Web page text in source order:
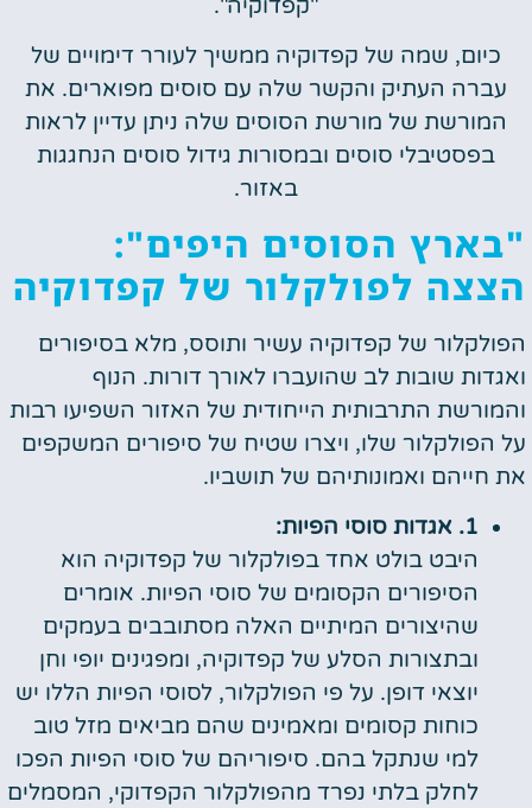
"קפדוקיה".
כיום, שמה של קפדוקיה ממשיך לעורר דימויים של
עברה העתיק והקשר שלה עם סוסים מפוארים. את
המורשת של מורשת הסוסים שלה ניתן עדיין לראות
בפסטיבלי סוסים ובמסורות גידול סוסים הנחגגות
באזור.
"בארץ הסוסים היפים":
הצצה לפולקלור של קפדוקיה
הפולקלור של קפדוקיה עשיר ותוסס, מלא בסיפורים
ואגדות שובות לב שהועברו לאורך דורות. הנוף
והמורשת התרבותית הייחודית של האזור השפיעו רבות
על הפולקלור שלו, ויצרו שטיח של סיפורים המשקפים
את חייהם ואמונותיהם של תושביו.
1. אגדות סוסי הפיות:
היבט בולט אחד בפולקלור של קפדוקיה הוא
הסיפורים הקסומים של סוסי הפיות. אומרים
שהיצורים המיתיים האלה מסתובבים בעמקים
ובתצורות הסלע של קפדוקיה, ומפגינים יופי וחן
יוצאי דופן. על פי הפולקלור, לסוסי הפיות הללו יש
כוחות קסומים ומאמינים שהם מביאים מזל טוב
למי שנתקל בהם. סיפוריהם של סוסי הפיות הפכו
לחלק בלתי נפרד מהפולקלור הקפדוקי, המסמלים